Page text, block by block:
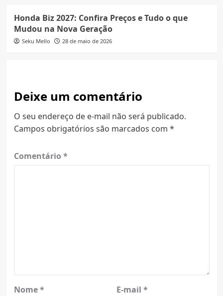
Honda Biz 2027: Confira Preços e Tudo o que
Mudou na Nova Geração
Seku Mello 28 de maio de 2026
Deixe um comentário
O seu endereço de e-mail não será publicado.
Campos obrigatórios são marcados com *
Comentário *
Nome* E-mail *